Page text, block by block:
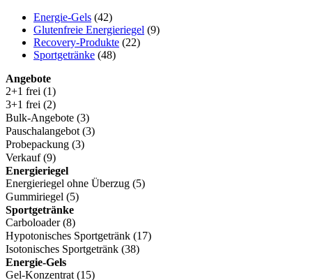
Energie-Gels (42)
Glutenfreie Energieriegel (9)
Recovery-Produkte (22)
Sportgetränke (48)
Angebote
2+1 frei (1)
3+1 frei (2)
Bulk-Angebote (3)
Pauschalangebot (3)
Probepackung (3)
Verkauf (9)
Energieriegel
Energieriegel ohne Überzug (5)
Gummiriegel (5)
Sportgetränke
Carboloader (8)
Hypotonisches Sportgetränk (17)
Isotonisches Sportgetränk (38)
Energie-Gels
Gel-Konzentrat (15)